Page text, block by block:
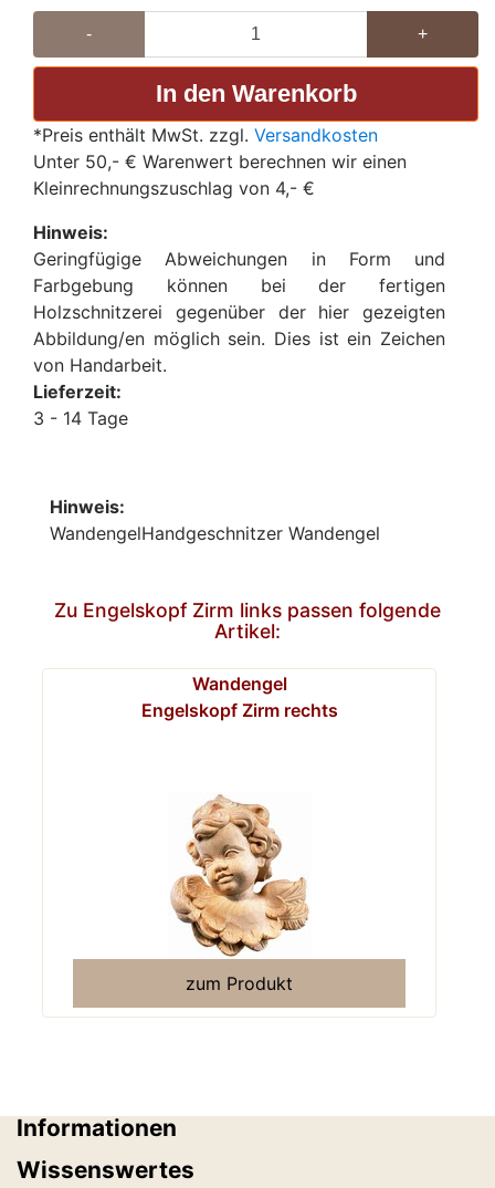
- +
*Preis enthält MwSt. zzgl. Versandkosten
Unter 50,- € Warenwert berechnen wir einen
Kleinrechnungszuschlag von 4,- €
Hinweis:
Geringfügige Abweichungen in Form und
Farbgebung können bei der fertigen
Holzschnitzerei gegenüber der hier gezeigten
Abbildung/en möglich sein. Dies ist ein Zeichen
von Handarbeit.
Lieferzeit:
3 - 14 Tage
Hinweis:
WandengelHandgeschnitzer Wandengel
Zu Engelskopf Zirm links passen folgende
Artikel:
Wandengel
Engelskopf Zirm rechts
zum Produkt
Informationen
Wissenswertes